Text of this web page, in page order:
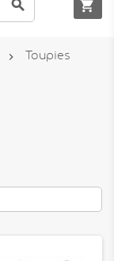
 
 Toupies